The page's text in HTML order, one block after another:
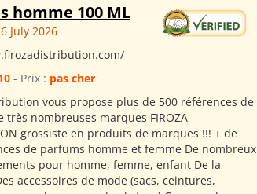
homme 100 ML
July 2026
- Prix : pas cher
vous propose plus de 500 références de
très nombreuses marques FIROZA
grossiste en produits de marques !!! + de
de parfums homme et femme De nombreux
pour homme, femme, enfant De la
accessoires de mode (sacs, ceintures,